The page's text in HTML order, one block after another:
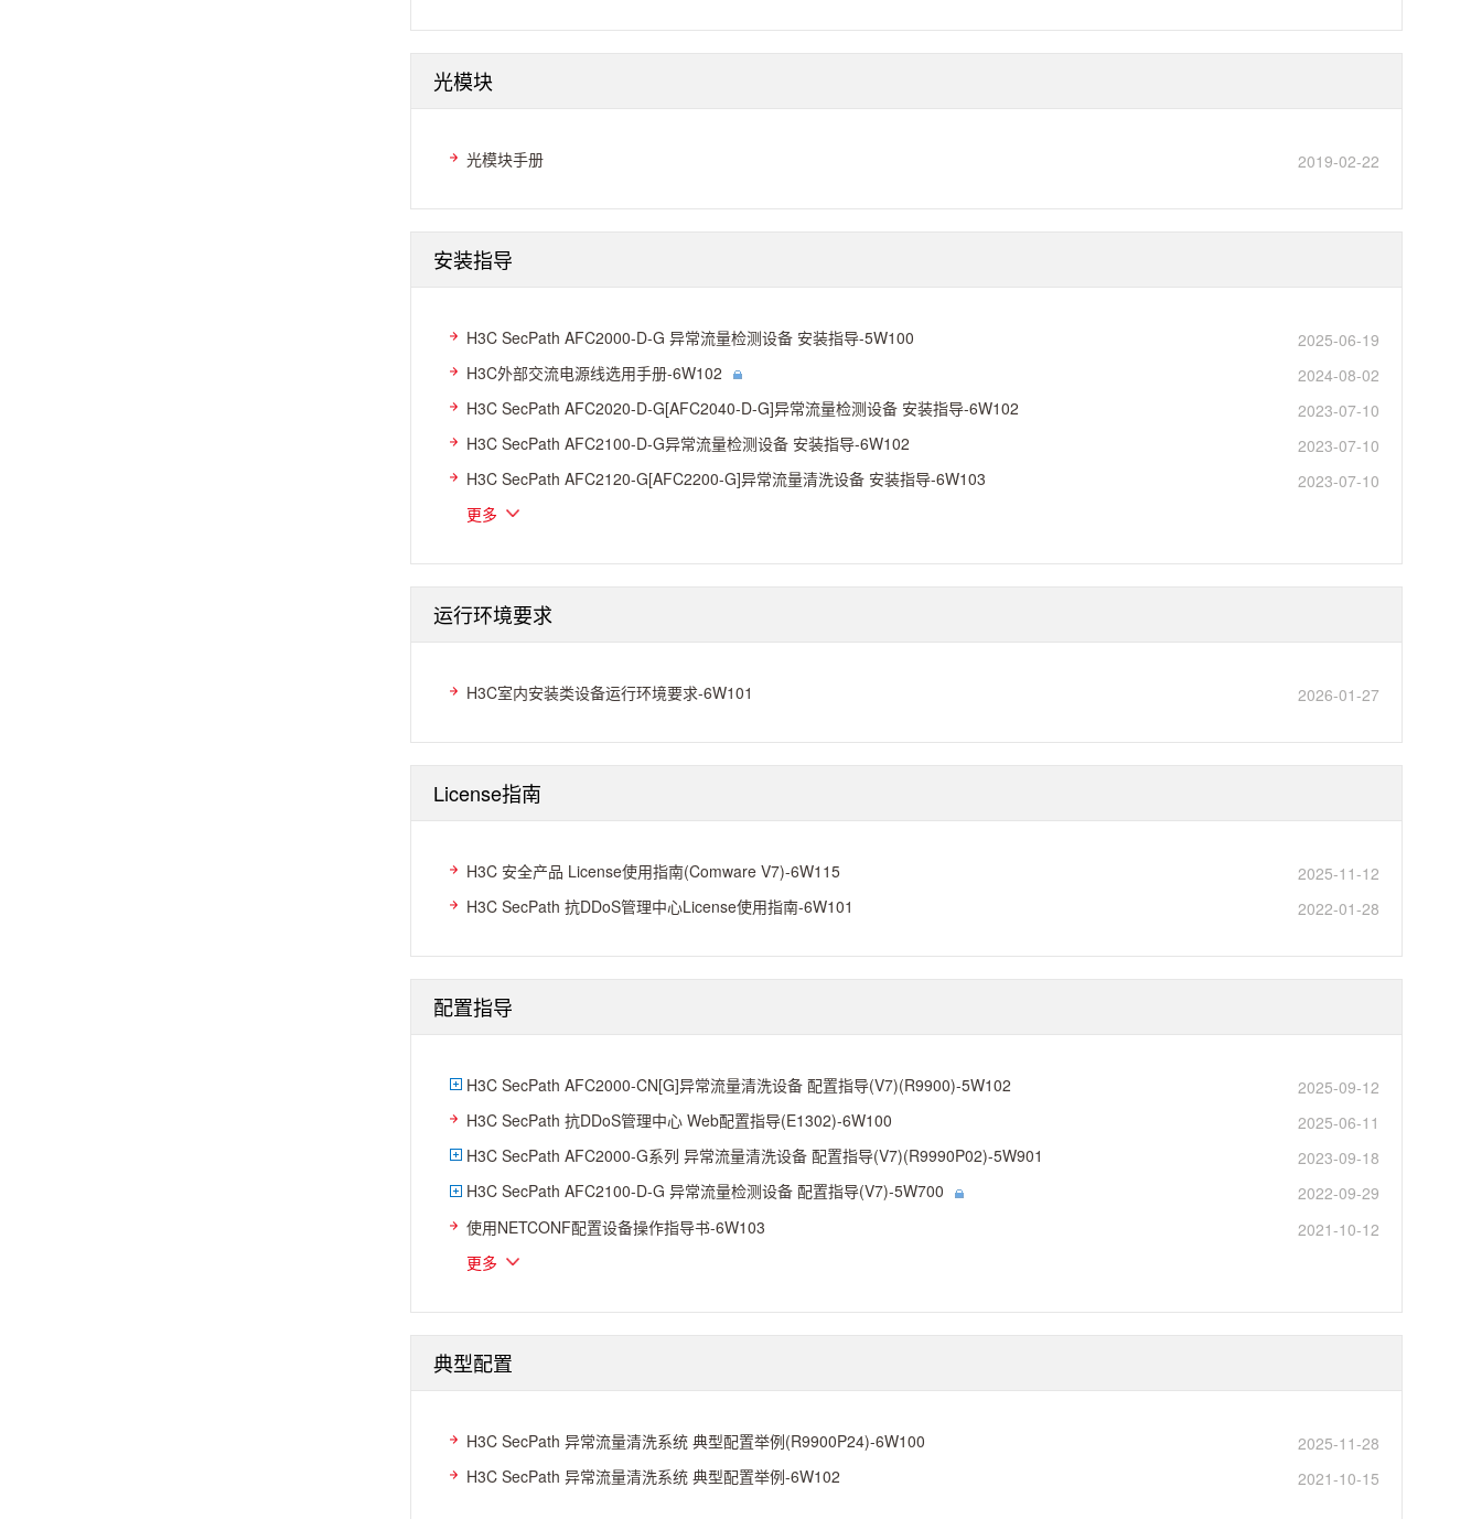
光模块
光模块手册 2019-02-22
安装指导
H3C SecPath AFC2000-D-G 异常流量检测设备 安装指导-5W100
2025-06-19
H3C外部交流电源线选用手册-6W102
2024-08-02
H3C SecPath AFC2020-D-G[AFC2040-D-G]异常流量检测设备 安装指导-6W102
2023-07-10
H3C SecPath AFC2100-D-G异常流量检测设备 安装指导-6W102
2023-07-10
H3C SecPath AFC2120-G[AFC2200-G]异常流量清洗设备 安装指导-6W103
2023-07-10
更多
运行环境要求
H3C室内安装类设备运行环境要求-6W101 2026-01-27
License指南
H3C 安全产品 License使用指南(Comware V7)-6W115
2025-11-12
H3C SecPath 抗DDoS管理中心License使用指南-6W101
2022-01-28
配置指导
H3C SecPath AFC2000-CN[G]异常流量清洗设备 配置指导(V7)(R9900)-5W102
2025-09-12
H3C SecPath 抗DDoS管理中心 Web配置指导(E1302)-6W100
2025-06-11
H3C SecPath AFC2000-G系列 异常流量清洗设备 配置指导(V7)(R9990P02)-5W901
2023-09-18
H3C SecPath AFC2100-D-G 异常流量检测设备 配置指导(V7)-5W700
2022-09-29
使用NETCONF配置设备操作指导书-6W103
2021-10-12
更多
典型配置
H3C SecPath 异常流量清洗系统 典型配置举例(R9900P24)-6W100
2025-11-28
H3C SecPath 异常流量清洗系统 典型配置举例-6W102
2021-10-15